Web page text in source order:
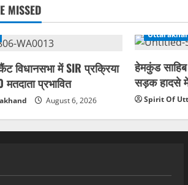
MISSED
विधानसभा में SIR प्रक्रिया
प्रभावित
August 6, 2026
हेमकुंड
सड़क हादसे
Spirit Of